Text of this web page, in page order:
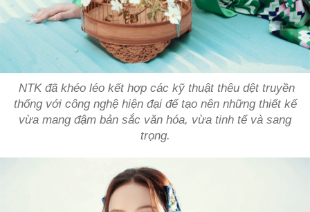
NTK đã khéo léo kết hợp các kỹ thuật thêu dệt truyền
thống với công nghệ hiện đại để tạo nên những thiết kế
vừa mang đậm bản sắc văn hóa, vừa tinh tế và sang
trọng.